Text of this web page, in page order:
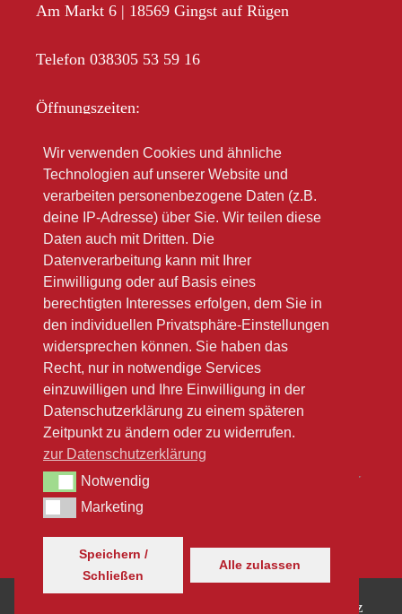
Am Markt 6 | 18569 Gingst auf Rügen
Telefon 038305 53 59 16
Öffnungszeiten:
Sa 10.00 – 12.00
Im Sommer oft länger
Bitte beachten Sie unsere Winteröffnungsszeiten
(link zu Google)
Datenschutz
Wir verwenden Cookies und ähnliche
Technologien auf unserer Website und
verarbeiten personenbezogene Daten (z.B.
deine IP-Adresse) über Sie. Wir teilen diese
Daten auch mit Dritten. Die
Datenverarbeitung kann mit Ihrer
Einwilligung oder auf Basis eines
berechtigten Interesses erfolgen, dem Sie in
den individuellen Privatsphäre-Einstellungen
widersprechen können. Sie haben das
Recht, nur in notwendige Services
einzuwilligen und Ihre Einwilligung in der
Datenschutzerklärung zu einem späteren
Zeitpunkt zu ändern oder zu widerrufen.
zur Datenschutzerklärung
NotwendigNotwendig
MarketingMarketing
Speichern /
Schließen
Alle zulassen